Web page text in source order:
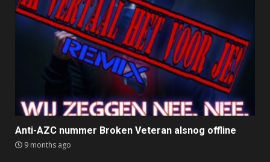
Anti-AZC nummer Broken Veteran alsnog offline
9 months ago